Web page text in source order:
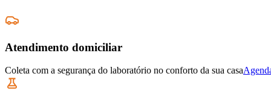
Atendimento domiciliar
Coleta com a segurança do laboratório no conforto da sua casa